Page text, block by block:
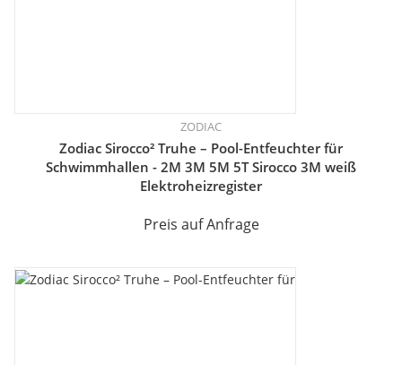
ZODIAC
Zodiac Sirocco² Truhe – Pool-Entfeuchter für
Schwimmhallen - 2M 3M 5M 5T Sirocco 3M weiß
Elektroheizregister
Preis auf Anfrage